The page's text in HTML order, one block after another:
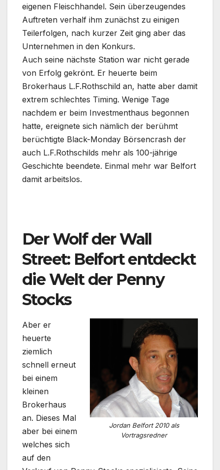
eigenen Fleischhandel. Sein überzeugendes
Auftreten verhalf ihm zunächst zu einigen
Teilerfolgen, nach kurzer Zeit ging aber das
Unternehmen in den Konkurs.
Auch seine nächste Station war nicht gerade
von Erfolg gekrönt. Er heuerte beim
Brokerhaus L.F.Rothschild an, hatte aber damit
extrem schlechtes Timing. Wenige Tage
nachdem er beim Investmenthaus begonnen
hatte, ereignete sich nämlich der berühmt
berüchtigte Black-Monday Börsencrash der
auch L.F.Rothschilds mehr als 100-jährige
Geschichte beendete. Einmal mehr war Belfort
damit arbeitslos.
Der Wolf der Wall
Street: Belfort entdeckt
die Welt der Penny
Stocks
Jordan Belfort 2010 als
Vortragsredner
Aber er
heuerte
ziemlich
schnell erneut
bei einem
kleinen
Brokerhaus
an. Dieses Mal
aber bei einem
welches sich
auf den